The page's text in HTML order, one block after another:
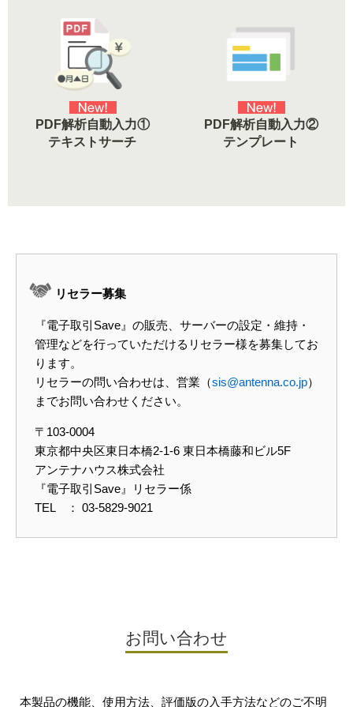
PDF解析自動入力①
テキストサーチ
PDF解析自動入力②
テンプレート
リセラー募集
『電子取引Save』の販売、サーバーの設定・維持・
管理などを行っていただけるリセラー様を募集してお
ります。
リセラーの問い合わせは、営業（sis@antenna.co.jp）
までお問い合わせください。
〒103-0004
東京都中央区東日本橋2-1-6 東日本橋藤和ビル5F
アンテナハウス株式会社
『電子取引Save』リセラー係
TEL ： 03-5829-9021
お問い合わせ
本製品の機能、使用方法、評価版の入手方法などのご不明